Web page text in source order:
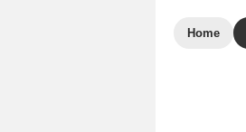
Home